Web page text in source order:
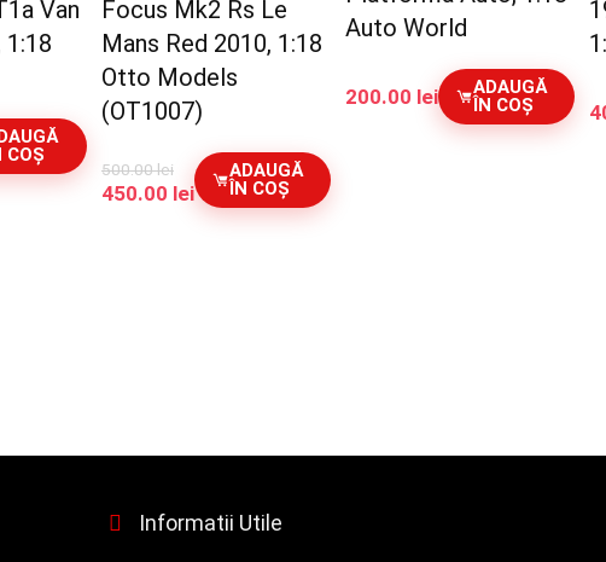
Van
1:18
COȘ
Focus Mk2 Rs Le
Mans Red 2010, 1:18
Otto Models
(OT1007)
500.00lei
Prețul
450.00 leiPrețul
curent
ADAUGĂ
ÎN COȘ
Auto World
200.00 lei
ADAUGĂ
ÎN COȘ
Informatii Utile